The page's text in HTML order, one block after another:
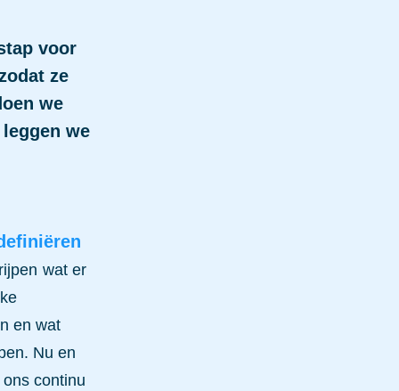
voor
ze
we
leggen we
wat er
en wat
Nu en
continu